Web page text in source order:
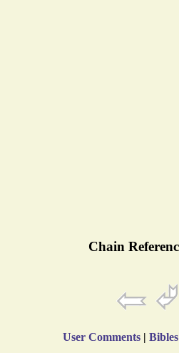
Chain
User Comments | Bibles